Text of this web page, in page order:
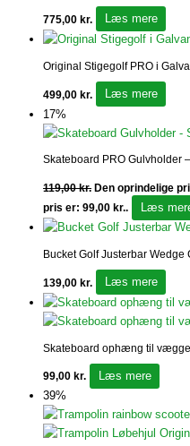
775,00 kr. Læs mere
Original Stigegolf PRO i
499,00 kr.
Læs mere
17%
Skateboard PRO Gulvholder
119,00kr. Den oprindelige
pris er: 99,00 kr..
Læs
Bucket Golf Justerbar
139,00 kr. Læs mere
Skateboard ophæng til
99,00 kr.
Læs mere
39%